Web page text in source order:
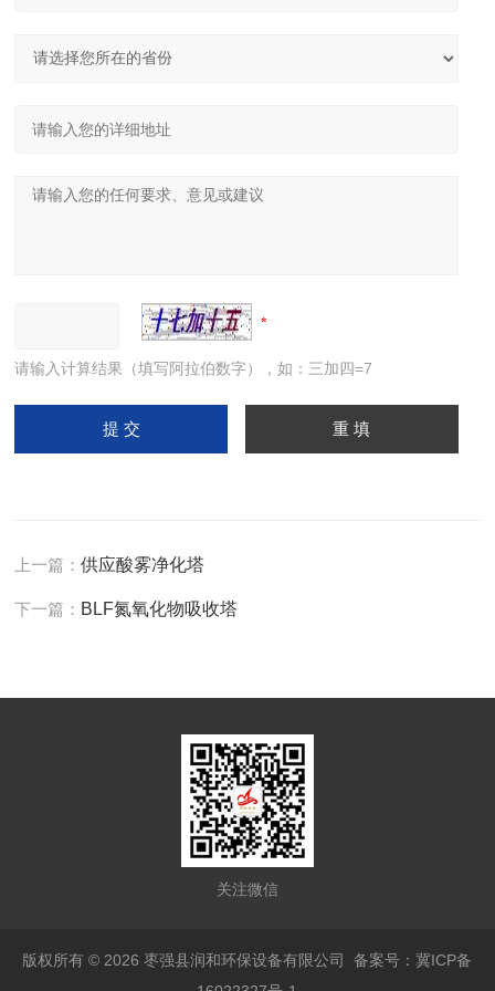
请输入计算结果（填写阿拉伯数字），如：三加四=7
上一篇：供应酸雾净化塔
下一篇： BLF氮氧化物吸收塔
关注微信
版权所有 © 2026 枣强县润和环保设备有限公司备案号：冀ICP备